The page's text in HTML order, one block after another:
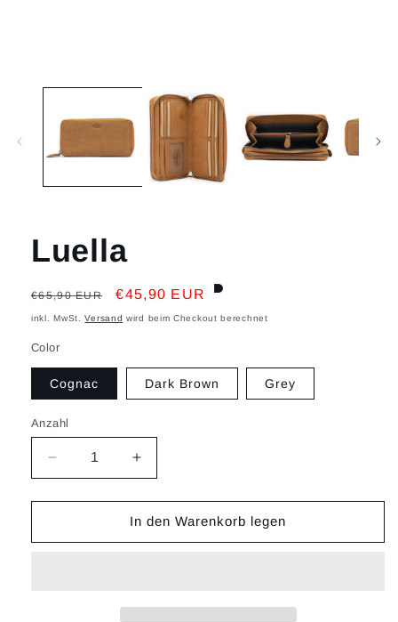
öffnen
Luella
Normaler
Preis
€65,90 EUR Verkaufspreis
€45,90 EUR
inkl. MwSt.Versand wird beim Checkout berechnet
Color
Cognac Dark Brown Grey
Anzahl
Verringere
die
Menge
Luella
Erhöhe
die
Menge
für
Luella
In den Warenkorb legen